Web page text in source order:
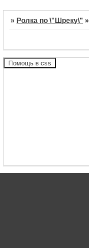
» Ролка по \"Шреку\"